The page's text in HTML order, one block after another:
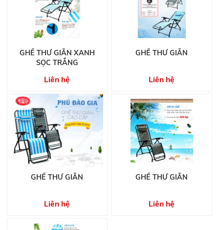
GHẾ THƯ GIÃN XANH
SỌC TRẮNG
Liên hệ
GHẾ THƯ GIÃN
Liên hệ
GHẾ THƯ GIÃN
Liên hệ
GHẾ THƯ GIÃN
Liên hệ